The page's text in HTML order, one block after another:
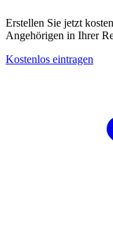
Erstellen Sie jetzt
Angehörigen in Ihrer
Kostenlos eintragen